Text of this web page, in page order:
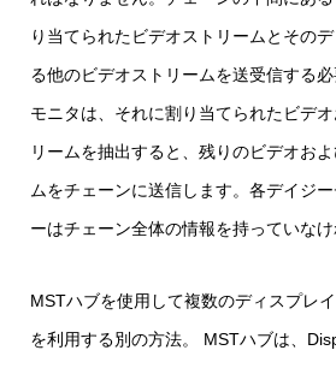
り当てられたビデオストリームとその
る他のビデオストリームを送受信する必
モニタは、それに割り当てられたビデ
リームを抽出すると、残りのビデオお
ムをチェーンに送信します。各デイジ
ーはチェーン全体の情報を持っていなけ
MSTハブを使用して複数のディスプレ
を利用する別の方法。 MSTハブは、